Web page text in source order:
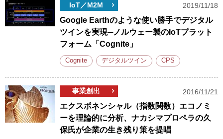
IoT／M2M 2019/11/18
Google Earthのような使い勝手でデジタル
ツインを実現─ノルウェー製のIoTプラット
フォーム「Cognite」
Cognite デジタルツイン CPS
事業創出 2016/11/21
エクスポネンシャル（指数関数）エコノミ
ーを理論的に分析、ナカシマプロペラの久
保氏が企業の生き残り策を提唱